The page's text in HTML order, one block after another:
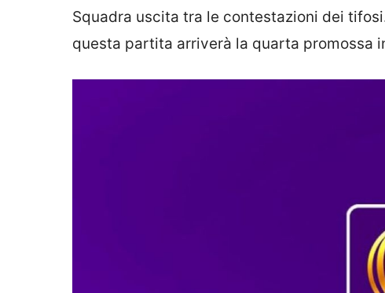
Squadra uscita tra le contestazioni dei
questa partita arriverà la quarta promossa